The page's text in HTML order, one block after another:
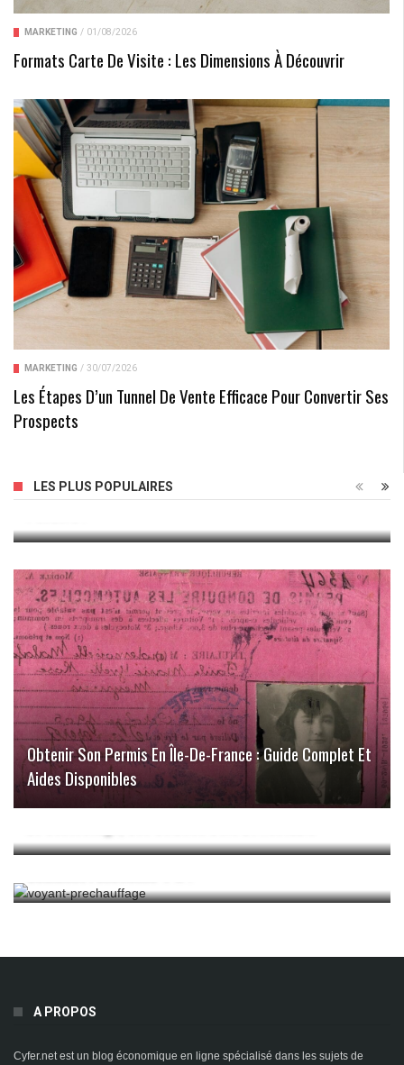
MARKETING / 01/08/2026
Formats Carte De Visite : Les Dimensions À Découvrir
MARKETING / 30/07/2026
Les Étapes D’un Tunnel De Vente Efficace Pour Convertir Ses
Prospects
LES PLUS POPULAIRES
Façon De Plonger Dans Le Monde Fantastique De
Obtenir Son Permis En Île-De-France : Guide Complet Et
Aides Disponibles
Le Voyant Préchauffage : Pourquoi S’allume-T-Il Et
A PROPOS
Cyfer.net est un blog économique en ligne spécialisé dans les sujets de